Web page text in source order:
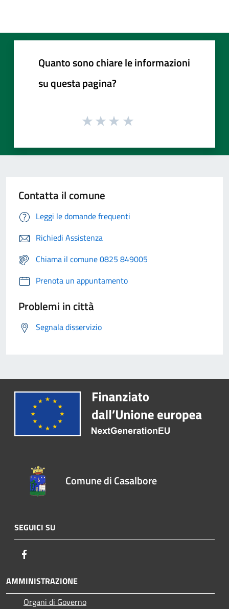
Quanto sono chiare le informazioni
su questa pagina?
Contatta il comune
Leggi le domande frequenti
Richiedi Assistenza
Chiama il comune 0825 849005
Prenota un appuntamento
Problemi in città
Segnala disservizio
Comune di Casalbore
SEGUICI SU
AMMINISTRAZIONE
Organi di Governo